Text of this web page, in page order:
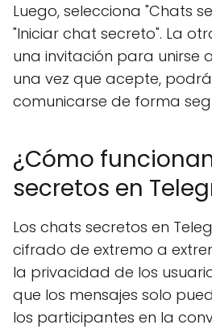
Luego, selecciona "Chats
"Iniciar chat secreto". La
una invitación para unirse
una vez que acepte,
comunicarse de forma
¿Cómo
secretos en
Los chats secretos en
cifrado de extremo a
la privacidad de los
que los mensajes solo
los participantes en la